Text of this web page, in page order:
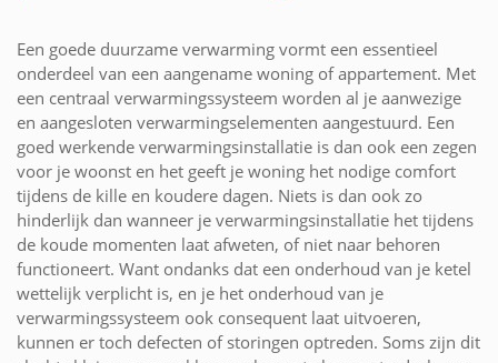
Een goede duurzame verwarming vormt een essentieel
onderdeel van een aangename woning of appartement. Met
een centraal verwarmingssysteem worden al je aanwezige
en aangesloten verwarmingselementen aangestuurd. Een
goed werkende verwarmingsinstallatie is dan ook een zegen
voor je woonst en het geeft je woning het nodige comfort
tijdens de kille en koudere dagen. Niets is dan ook zo
hinderlijk dan wanneer je verwarmingsinstallatie het tijdens
de koude momenten laat afweten, of niet naar behoren
functioneert. Want ondanks dat een onderhoud van je ketel
wettelijk verplicht is, en je het onderhoud van je
verwarmingssysteem ook consequent laat uitvoeren,
kunnen er toch defecten of storingen optreden. Soms zijn dit